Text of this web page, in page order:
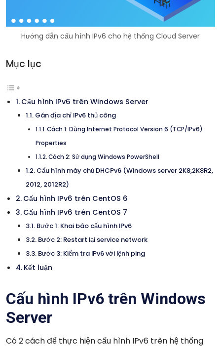
Hướng dẫn cấu hình IPv6 cho hệ thống Cloud Server
Mục lục
Cấu hình IPv6 trên Windows Server
Gán địa chỉ IPv6 thủ công
Cách 1: Dùng Internet Protocol Version 6 (TCP/IPv6)
Properties
Cách 2: Sử dụng Windows PowerShell
Cấu hình máy chủ DHCPv6 (Windows server 2K8,2K8R2,
2012, 2012R2)
Cấu hình IPv6 trên CentOS 6
Cấu hình IPv6 trên CentOS 7
Bước 1: Khai báo cấu hình IPv6
Bước 2: Restart lại service network
Bước 3: Kiểm tra IPv6 với lệnh ping
Kết luận
Cấu hình IPv6 trên Windows
Server
Có 2 cách để thực hiện cấu hình IPv6 trên hệ thống